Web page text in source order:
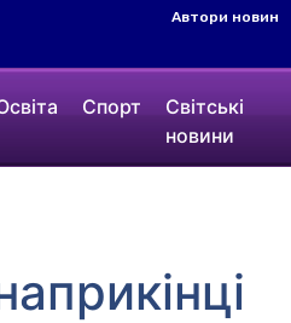
Автори новин
Спорт
Світські
новини